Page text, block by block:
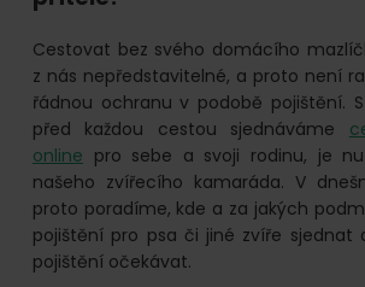
online.
Cestovat bez svého domácího
z nás nepředstavitelné, a proto není
řádnou ochranu v podobě pojištění.
před každou cestou sjednáváme
online pro sebe a svoji rodinu, je
našeho zvířecího kamaráda. V
proto poradíme, kde a za jakých
pojištění pro psa či jiné zvíře sjednat
pojištění očekávat.